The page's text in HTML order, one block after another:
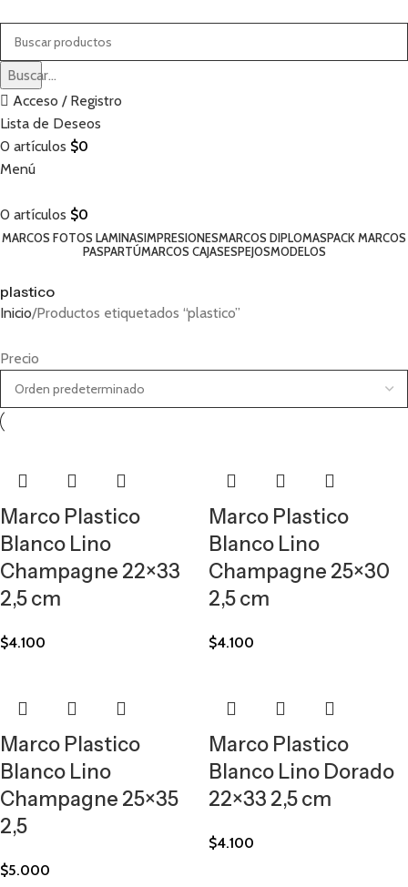
Buscar...
Acceso / Registro
Lista de Deseos
0 artículos $0
Menú
0 artículos $0
MARCOS FOTOS LAMINASIMPRESIONESMARCOS DIPLOMASPACK MARCOS
PASPARTÚMARCOS CAJASESPEJOSMODELOS
plastico
Inicio Productos etiquetados “plastico”
Precio
Marco Plastico
Blanco Lino
Champagne 22×33
2,5 cm
$4.100
Marco Plastico
Blanco Lino
Champagne 25×30
2,5 cm
$4.100
Marco Plastico
Blanco Lino
Champagne 25×35
2,5
$5.000
Marco Plastico
Blanco Lino Dorado
22×33 2,5 cm
$4.100